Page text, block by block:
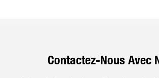
Contactez-Nous Avec